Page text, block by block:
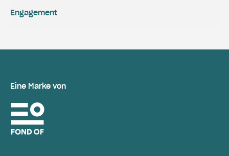
Engagement
Eine Marke von